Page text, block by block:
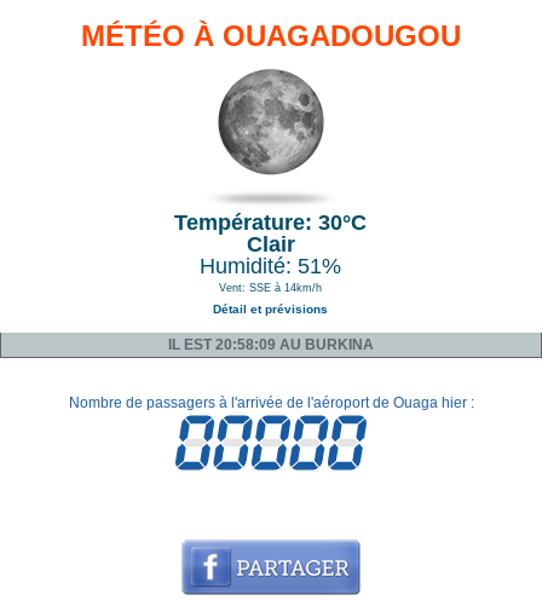
MÉTÉO À OUAGADOUGOU
Température: 30°C
Clair
Humidité: 51%
Vent: SSE à 14km/h
Détail et prévisions
IL EST 20:58:09 AU BURKINA
Nombre de passagers à l'arrivée de l'aéroport de Ouaga hier :